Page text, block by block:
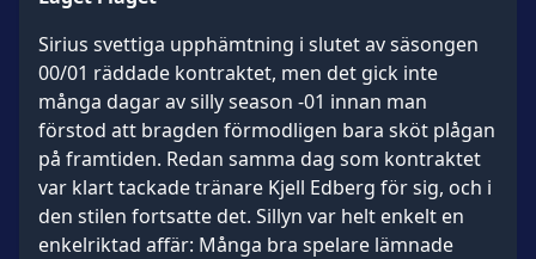
Sirius svettiga upphämtning i slutet av säsongen
00/01 räddade kontraktet, men det gick inte
många dagar av silly season -01 innan man
förstod att bragden förmodligen bara sköt plågan
på framtiden. Redan samma dag som kontraktet
var klart tackade tränare Kjell Edberg för sig, och i
den stilen fortsatte det. Sillyn var helt enkelt en
enkelriktad affär: Många bra spelare lämnade